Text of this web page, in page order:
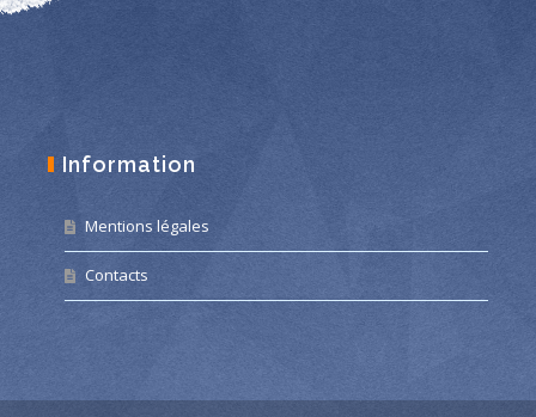
Information
Mentions légales
Contacts